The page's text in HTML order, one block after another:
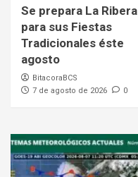
Se prepara La Ribera
para sus Fiestas
Tradicionales éste
agosto
BitacoraBCS
7 de agosto de 2026
0